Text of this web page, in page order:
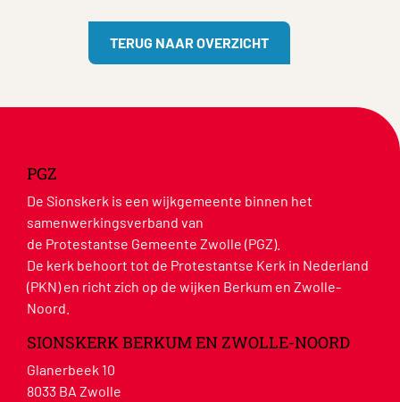
TERUG NAAR OVERZICHT
PGZ
De Sionskerk is een wijkgemeente binnen het
samenwerkingsverband van
de Protestantse Gemeente Zwolle (PGZ).
De kerk behoort tot de Protestantse Kerk in Nederland
(PKN) en richt zich op de wijken Berkum en Zwolle-
Noord.
SIONSKERK BERKUM EN ZWOLLE-NOORD
Glanerbeek 10
8033 BA Zwolle